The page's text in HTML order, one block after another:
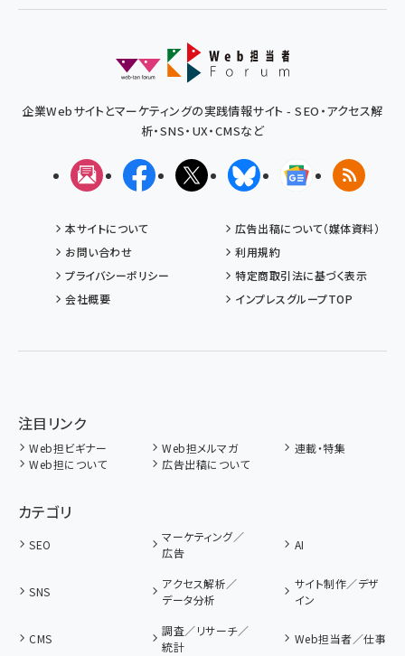
企業Webサイトとマーケティングの実践情報サイト - SEO・アクセス解
析・SNS・UX・CMSなど
メルマガFacebookX(エックス)BlueskyGoogleニュ
RSS
本サイトについて
広告出稿について（媒体資料）
お問い合わせ
利用規約
プライバシーポリシー
特定商取引法に基づく表示
会社概要
インプレスグループTOP
注目リンク
Web担ビギナー Web担メルマガ
連載・特集
Web担について
広告出稿について
カテゴリ
SEO
マーケティング／
広告
AI
SNS
アクセス解析／
データ分析
サイト制作／デザ
イン
CMS
調査／リサーチ／
統計
Web担当者／仕事